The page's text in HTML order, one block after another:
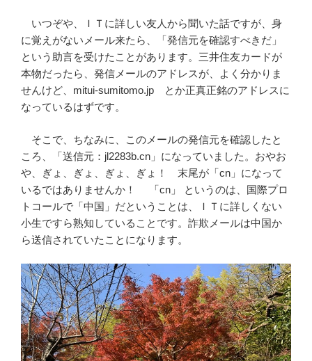
いつぞや、ＩＴに詳しい友人から聞いた話ですが、身
に覚えがないメール来たら、「発信元を確認すべきだ」
という助言を受けたことがあります。三井住友カードが
本物だったら、発信メールのアドレスが、よく分かりま
せんけど、mitui-sumitomo.jp とか正真正銘のアドレスに
なっているはずです。
そこで、ちなみに、このメールの発信元を確認したと
ころ、「送信元：jl2283b.cn」になっていました。おやお
や、ぎょ、ぎょ、ぎょ、ぎょ！ 末尾が「cn」になって
いるではありませんか！ 「cn」 というのは、国際プロ
トコールで「中国」だということは、ＩＴに詳しくない
小生ですら熟知していることです。詐欺メールは中国か
ら送信されていたことになります。